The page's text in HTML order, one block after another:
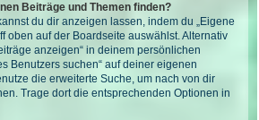
Beiträge und Themen finden?
du dir anzeigen lassen, indem du „Eigene
oben auf der Boardseite auswählst. Alternativ
anzeigen“ in deinem persönlichen
Benutzers suchen“ auf deiner eigenen
die erweiterte Suche, um nach von dir
Trage dort die entsprechenden Optionen in